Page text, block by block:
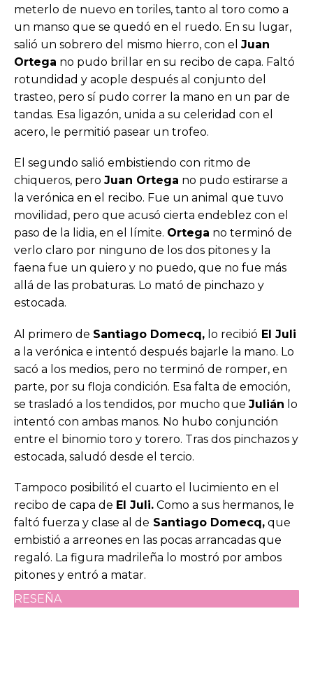
meterlo de nuevo en toriles, tanto al toro como a
un manso que se quedó en el ruedo. En su lugar,
salió un sobrero del mismo hierro, con el Juan
Ortega no pudo brillar en su recibo de capa. Faltó
rotundidad y acople después al conjunto del
trasteo, pero sí pudo correr la mano en un par de
tandas. Esa ligazón, unida a su celeridad con el
acero, le permitió pasear un trofeo.
El segundo salió embistiendo con ritmo de
chiqueros, pero Juan Ortega no pudo estirarse a
la verónica en el recibo. Fue un animal que tuvo
movilidad, pero que acusó cierta endeblez con el
paso de la lidia, en el límite. Ortega no terminó de
verlo claro por ninguno de los dos pitones y la
faena fue un quiero y no puedo, que no fue más
allá de las probaturas. Lo mató de pinchazo y
estocada.
Al primero de Santiago Domecq, lo recibió El Juli
a la verónica e intentó después bajarle la mano. Lo
sacó a los medios, pero no terminó de romper, en
parte, por su floja condición. Esa falta de emoción,
se trasladó a los tendidos, por mucho que Julián lo
intentó con ambas manos. No hubo conjunción
entre el binomio toro y torero. Tras dos pinchazos y
estocada, saludó desde el tercio.
Tampoco posibilitó el cuarto el lucimiento en el
recibo de capa de El Juli. Como a sus hermanos, le
faltó fuerza y clase al de Santiago Domecq, que
embistió a arreones en las pocas arrancadas que
regaló. La figura madrileña lo mostró por ambos
pitones y entró a matar.
RESEÑA